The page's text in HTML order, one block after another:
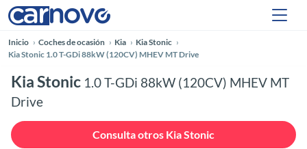
Inicio Coches de ocasión Kia
Kia Stonic
Kia Stonic 1.0 T-GDi 88kW (120CV) MHEV MT Drive
Kia Stonic 1.0 T-GDi 88kW (120CV) MHEV MT
Drive
Consulta otros Kia Stonic